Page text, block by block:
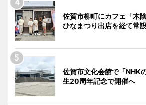
佐賀市柳町にカフェ「木
ひなまつり出店を経て常
佐賀市文化会館で「
生20周年記念で開催へ